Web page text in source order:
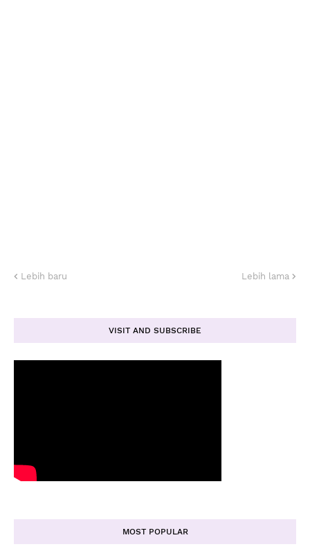
Lebih baru Lebih lama
VISIT AND SUBSCRIBE
MOST POPULAR